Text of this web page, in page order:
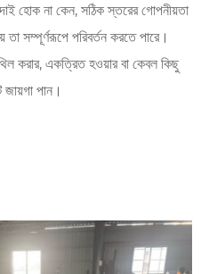
হোক না কেন, সঠিক স্তরের গোপনীয়তা
তা সম্পূর্ণরূপে পরিবর্তন করতে পারে।
করার, একত্রিত হওয়ার বা কেবল কিছু
পান।